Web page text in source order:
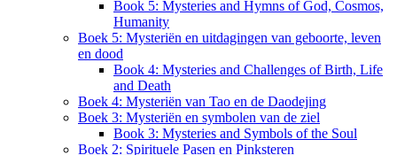
Book 5: Mysteries and Hymns of God, Cosmos,
Humanity
Boek 5: Mysteriën en uitdagingen van geboorte, leven
en dood
Book 4: Mysteries and Challenges of Birth, Life
and Death
Boek 4: Mysteriën van Tao en de Daodejing
Boek 3: Mysteriën en symbolen van de ziel
Book 3: Mysteries and Symbols of the Soul
Boek 2: Spirituele Pasen en Pinksteren